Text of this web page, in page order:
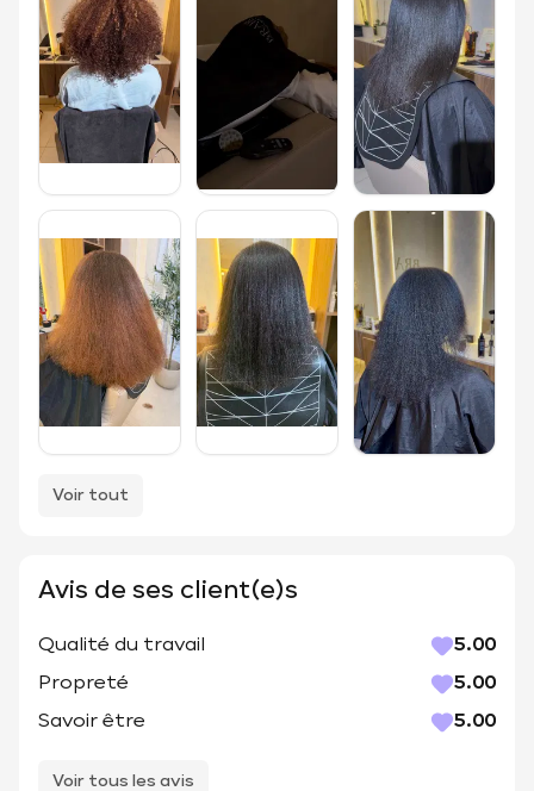
Voir tout
Avis de ses client(e)s
Qualité du travail
5.00
Propreté
5.00
Savoir être
5.00
Voir tous les avis